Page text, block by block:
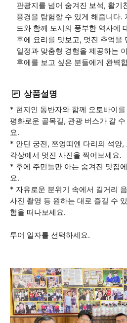
관광지를 넘어 숨겨진 보석, 활기
풍경을 탐험할 수 있게 해줍니다.
드와 함께 도시의 풍부한 역사에
후에 요리를 맛보고, 멋진 추억을
일정과 맞춤형 경험을 제공하는
후에를 보고 싶은 분들에게 완벽
상품설명
* 현지인 동반자와 함께 오토바이
평화로운 골목길, 관광 버스가 갈
요.
* 안딘 궁전, 쯔엉띠엔 다리의 석양,
각상에서 멋진 사진을 찍어보세요.
* 후에 주민들만 아는 숨겨진 맛집
요.
* 자유로운 분위기 속에서 길거리
사진 촬영 등 원하는 대로 즐길 수
험을 떠나보세요.
투어 일자를 선택하세요.